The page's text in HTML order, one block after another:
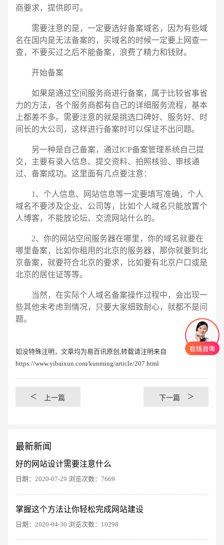
商要求，提供即可。
需要注意的是，一定要选好备案域名，因为有些域
名在国内是无法备案的，买域名的时候一定要上网查一
查，不要买过之后不能备案，浪费了精力和钱财。
开始备案
如果是通过空间服务商进行备案，属于比较省事省
力的方法，各个服务商都有自己的详细服务流程，基本
上都差不多。需要注意的就是挑选口碑好、服务好、时
间长的大公司，这样进行备案时可以保证不出问题。
另一种是自己备案，通过ICP备案管理系统自己提
交，主要有录入信息、提交资料、拍照核验、审核通
过、备案成功。这里面有几点要注意：
1、个人信息、网站信息等一定要填写准确，个人
域名不要涉及企业、公司等，比如个人域名只能放置个
人博客，不能放论坛、交流网站什么的。
2、你的网站空间服务器在哪里，你的域名就要在
哪里备案，比如你租用的北京的服务器，那你就要到北
京备案，就要符合北京的要求，比如要有北京户口或是
北京的居住证等等。
当然，在实际个人域名备案操作过程中，会出现一
些其他未考虑到情况，只要大家细致耐心，就都不是问
题。
如没特殊注明，文章均为易百讯原创,转载请注明来自
https://www.yibaixun.com/kunming/article/207.html
< 上一篇 下一篇 >
最新新闻
好的网站设计需要注意什么
日期：2020-07-29 浏览次数：7669
掌握这个方法让你轻松完成网站建设
日期：2020-04-30 浏览次数：10298
电话 微信号